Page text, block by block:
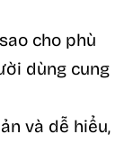
cho phù
dùng cung
và dễ hiểu,